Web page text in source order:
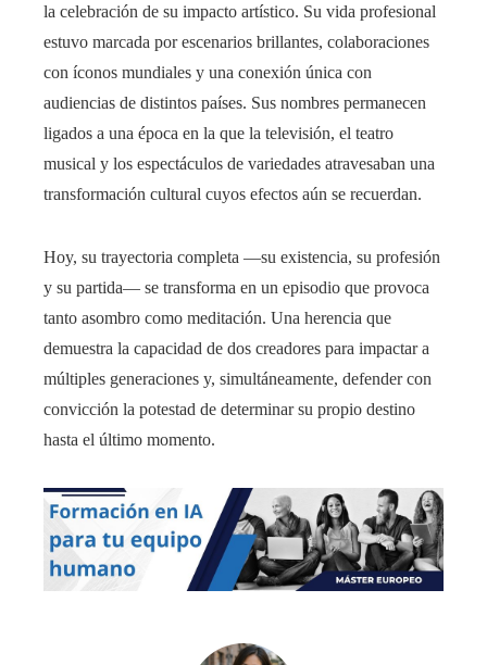
la celebración de su impacto artístico. Su vida profesional
estuvo marcada por escenarios brillantes, colaboraciones
con íconos mundiales y una conexión única con
audiencias de distintos países. Sus nombres permanecen
ligados a una época en la que la televisión, el teatro
musical y los espectáculos de variedades atravesaban una
transformación cultural cuyos efectos aún se recuerdan.
Hoy, su trayectoria completa —su existencia, su profesión
y su partida— se transforma en un episodio que provoca
tanto asombro como meditación. Una herencia que
demuestra la capacidad de dos creadores para impactar a
múltiples generaciones y, simultáneamente, defender con
convicción la potestad de determinar su propio destino
hasta el último momento.